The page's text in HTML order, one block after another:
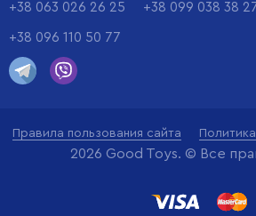
+38 063 026 26 25 +38 099 038 38
+38 096 110 50 77
Правила пользования сайта
2026 Good Toys. © Все